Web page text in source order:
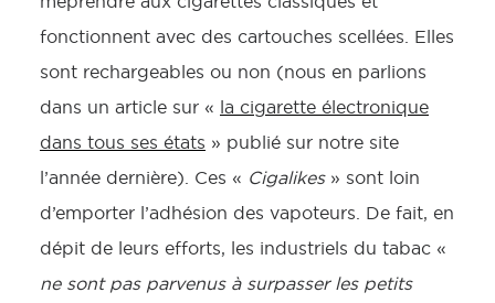
fonctionnent avec des cartouches scellées. Elles
sont rechargeables ou non (nous en parlions
dans un article sur « la cigarette électronique
dans tous ses états » publié sur notre site
l’année dernière). Ces « Cigalikes» sont loin
d’emporter l’adhésion des vapoteurs. De fait, en
dépit de leurs efforts, les industriels du tabac «
ne sont pas parvenus à surpasser les petits